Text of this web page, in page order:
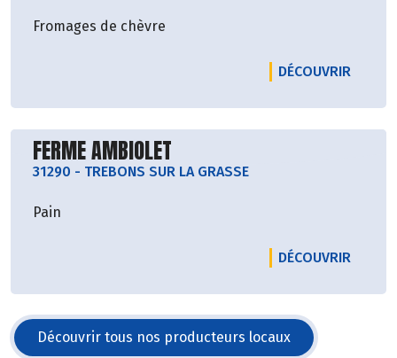
Fromages de chèvre
DÉCOUVRIR
Découvrir le producteur
FERME AMBIOLET
31290 - TREBONS SUR LA GRASSE
Pain
DÉCOUVRIR
Découvrir tous nos producteurs locaux